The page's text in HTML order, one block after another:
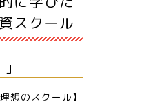
スクール
想のスクール】